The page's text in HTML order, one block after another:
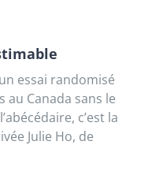
essai randomisé
au Canada sans le
c’est la
Julie Ho, de